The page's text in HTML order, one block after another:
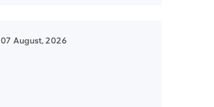
07 August, 2026